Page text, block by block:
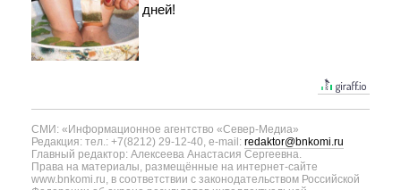
дней!
СМИ: «Информационное агентство «Север-Медиа»
Редакция: тел.: +7(8212) 29-12-40, e-mail: redaktor@bnkomi.ru
Главный редактор: Алексеева Анастасия Сергеевна.
Права на материалы, размещённые на интернет-сайте
www.bnkomi.ru, в соответствии с законодательством Российской